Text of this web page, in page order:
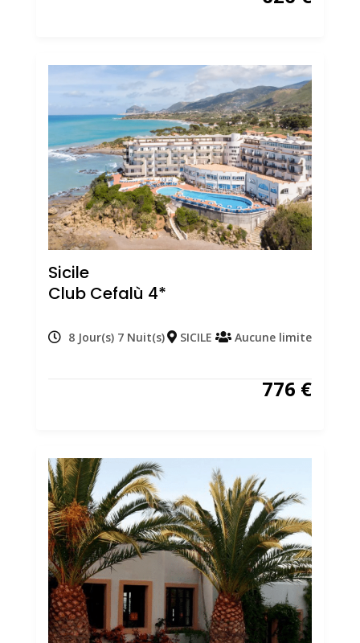
Sicile
Club Cefalù 4*
8 Jour(s) 7 Nuit(s) SICILE Aucune limite
776 €